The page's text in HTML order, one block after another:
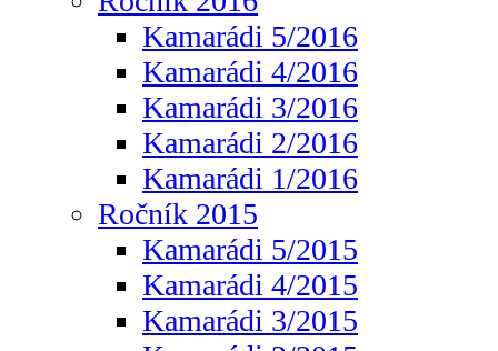
Kamarádi 5/2016
Kamarádi 4/2016
Kamarádi 3/2016
Kamarádi 2/2016
Kamarádi 1/2016
Ročník 2015
Kamarádi 5/2015
Kamarádi 4/2015
Kamarádi 3/2015